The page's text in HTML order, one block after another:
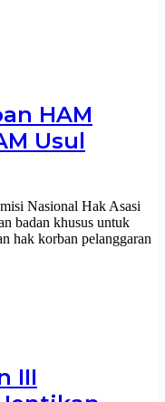
HAM
Usul
Nasional Hak Asasi
badan khusus untuk
hak korban pelanggaran
III